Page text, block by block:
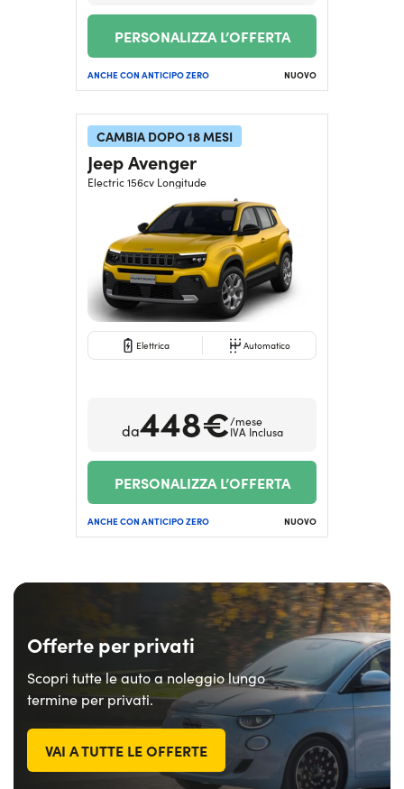
PERSONALIZZA L’OFFERTA
ANCHE CON ANTICIPO ZERO NUOVO
CAMBIA DOPO 18 MESI
Jeep Avenger
Electric 156cv Longitude
Elettrica Automatico
da448€/mese
IVA Inclusa
PERSONALIZZA L’OFFERTA
ANCHE CON ANTICIPO ZERO NUOVO
Offerte per privati
Scopri tutte le auto a noleggio lungo
termine per privati.
VAI A TUTTE LE OFFERTE